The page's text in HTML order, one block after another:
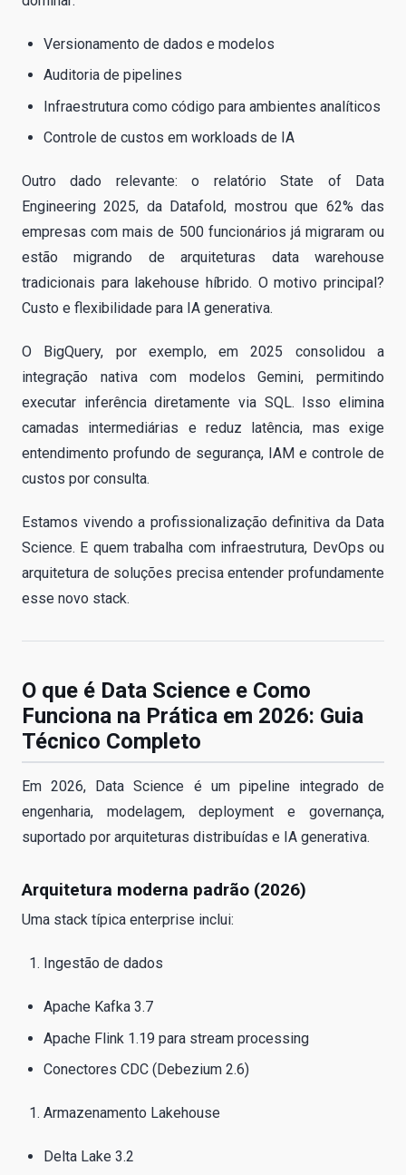
Versionamento de dados e modelos
Auditoria de pipelines
Infraestrutura como código para ambientes analíticos
Controle de custos em workloads de IA
Outro dado relevante: o relatório State of Data
Engineering 2025, da Datafold, mostrou que 62% das
empresas com mais de 500 funcionários já migraram ou
estão migrando de arquiteturas data warehouse
tradicionais para lakehouse híbrido. O motivo principal?
Custo e flexibilidade para IA generativa.
O BigQuery, por exemplo, em 2025 consolidou a
integração nativa com modelos Gemini, permitindo
executar inferência diretamente via SQL. Isso elimina
camadas intermediárias e reduz latência, mas exige
entendimento profundo de segurança, IAM e controle de
custos por consulta.
Estamos vivendo a profissionalização definitiva da Data
Science. E quem trabalha com infraestrutura, DevOps ou
arquitetura de soluções precisa entender profundamente
esse novo stack.
O que é Data Science e Como
Funciona na Prática em 2026: Guia
Técnico Completo
Em 2026, Data Science é um pipeline integrado de
engenharia, modelagem, deployment e governança,
suportado por arquiteturas distribuídas e IA generativa.
Arquitetura moderna padrão (2026)
Uma stack típica enterprise inclui:
Ingestão de dados
Apache Kafka 3.7
Apache Flink 1.19 para stream processing
Conectores CDC (Debezium 2.6)
Armazenamento Lakehouse
Delta Lake 3.2